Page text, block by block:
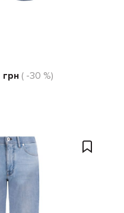
грн ( -30 %)